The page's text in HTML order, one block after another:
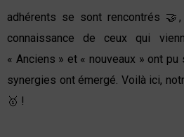
adhérents se sont rencontrés
connaissance de ceux qui
« Anciens » et « nouveaux » ont
synergies ont émergé. Voilà ici,
🥇 !